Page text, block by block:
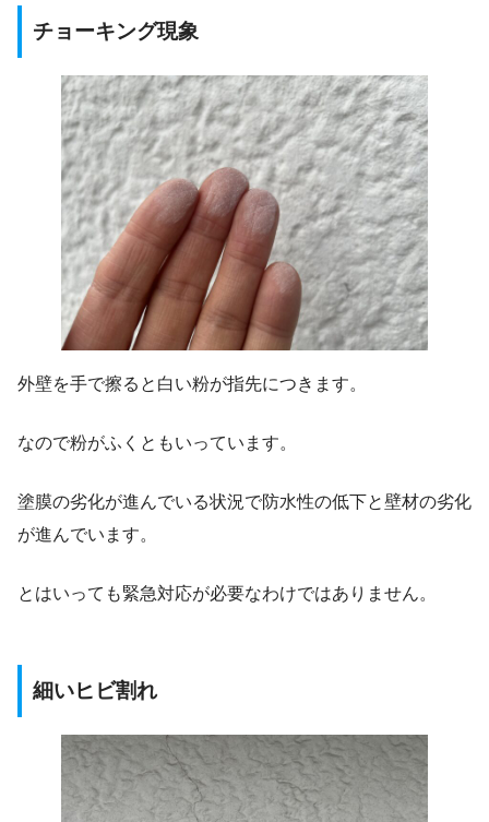
チョーキング現象
外壁を手で擦ると白い粉が指先につきます。
なので粉がふくともいっています。
塗膜の劣化が進んでいる状況で防水性の低下と壁材の劣化
が進んでいます。
とはいっても緊急対応が必要なわけではありません。
細いヒビ割れ